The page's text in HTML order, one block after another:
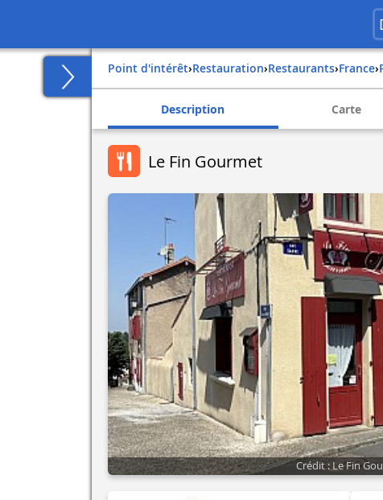
Point d'intérêt› Restauration› Restaurants› france›
Description Carte
Le Fin Gourmet
Crédit : Le Fin